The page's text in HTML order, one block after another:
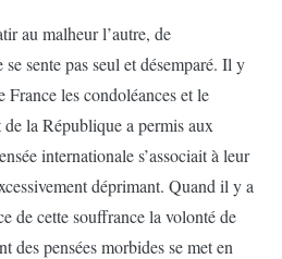
au malheur l’autre, de
sente pas seul et désemparé. Il y
les condoléances et le
la République a permis aux
internationale s’associait à leur
déprimant. Quand il y a
de cette souffrance la volonté de
des pensées morbides se met en